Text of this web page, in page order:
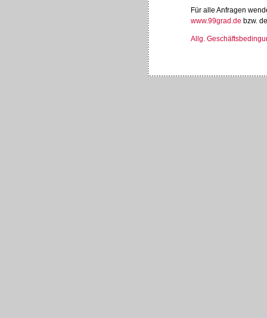
Für alle Anfragen
www.99grad.de bzw.
Allg.